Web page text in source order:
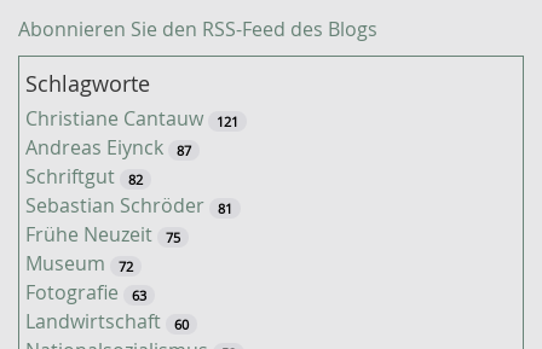
Abonnieren Sie den RSS-Feed des Blogs
Schlagworte
Christiane Cantauw 121
Andreas Eiynck 87
Schriftgut 82
Sebastian Schröder 81
Frühe Neuzeit 75
Museum 72
Fotografie 63
Landwirtschaft 60